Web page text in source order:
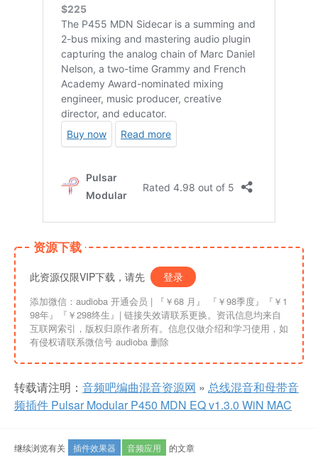
资源下载
此资源仅限VIP下载，请先 登录
添加微信：audioba 开通会员 | 『￥68 月』 『￥98季度』『￥1
98年』『￥298终生』| 链接失效请联系更换。资讯信息均来自
互联网索引，版权归原作者所有。信息仅做介绍和学习使用，如
有侵权请联系微信号 audioba 删除
转载请注明： 音频吧编曲混音资源网 » 总线混音和母带音
频插件 Pulsar Modular P450 MDN EQ v1.3.0 WiN MAC
继续浏览有关 插件效果器 音频应用 的文章